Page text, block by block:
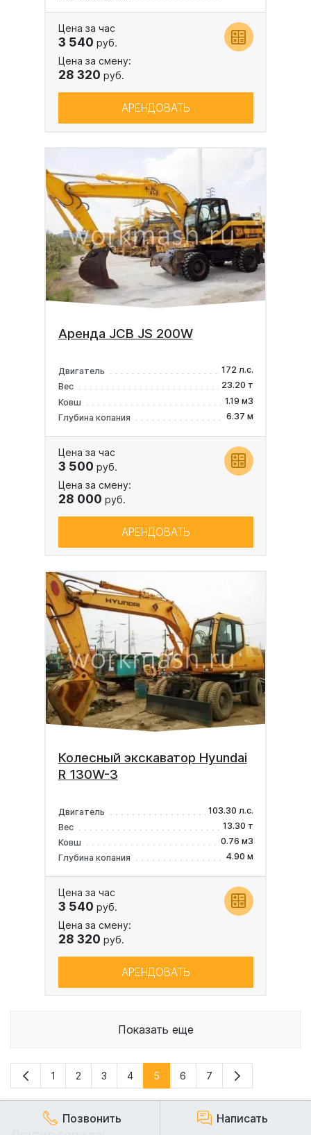
Цена за час
3 540 руб.
Цена за смену:
28 320 руб.
АРЕНДОВАТЬ
Аренда JCB JS 200W
Двигатель
172 л.с.
Вес
23.20 т
Ковш
1.19 м3
Глубина копания
6.37 м
Цена за час
3 500 руб.
Цена за смену:
28 000 руб.
АРЕНДОВАТЬ
Колесный экскаватор Hyundai
R 130W-3
Двигатель
103.30 л.с.
Вес
13.30 т
Ковш
0.76 м3
Глубина копания
4.90 м
Цена за час
3 540 руб.
Цена за смену:
28 320 руб.
АРЕНДОВАТЬ
Показать еще
1 2 3 4 5 6 7
Позвонить Написать